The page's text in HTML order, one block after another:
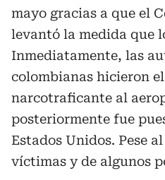
mayo gracias a que el
levantó la medida que
Inmediatamente, las
colombianas hicieron
narcotraficante al
posteriormente fue
Estados Unidos. Pese
víctimas y de algunos